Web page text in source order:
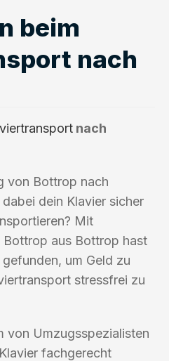
beim
nach
nach
von Bottrop nach
dein Klavier sicher
Mit
aus Bottrop hast
um Geld zu
stressfrei zu
von Umzugsspezialisten
fachgerecht